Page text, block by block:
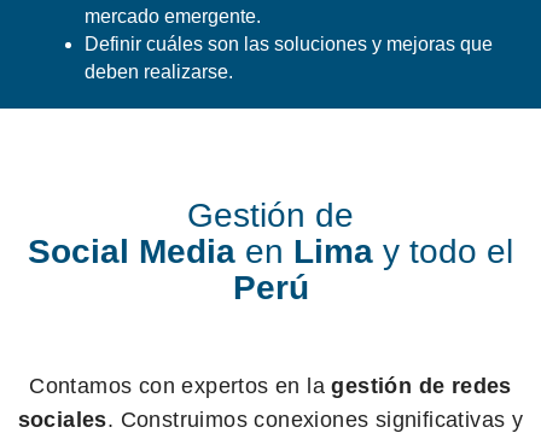
mercado emergente.
Definir cuáles son las soluciones y mejoras que
deben realizarse.
Gestión de
Social Media en Lima y todo el
Perú
Contamos con expertos en lagestión de redes
sociales. Construimos conexiones significativas y